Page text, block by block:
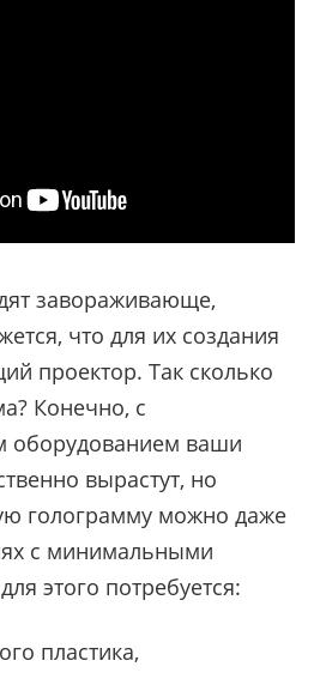
завораживающе,
что для их создания
проектор. Так сколько
Конечно, с
оборудованием ваши
вырастут, но
голограмму можно даже
с минимальными
этого потребуется:
пластика,